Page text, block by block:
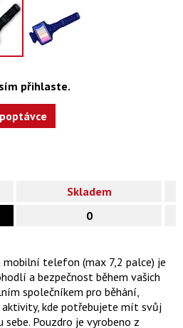
přihlaste.
Skladem
0
telefon (max 7,2 palce) je
a bezpečnost během vašich
společníkem pro běhání,
kde potřebujete mít svůj
Pouzdro je vyrobeno z